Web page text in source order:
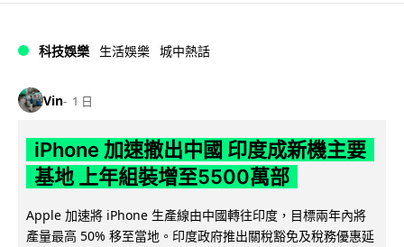
科技娛樂 生活娛樂 城中熱話
Vin 1 日
iPhone 加速撤出中國 印度成新機主要
基地 上年組裝增至5500萬部
Apple 加速將 iPhone 生產線由中國轉往印度，目標兩年內將
產量最高 50% 移至當地。印度政府推出關稅豁免及稅務優惠延